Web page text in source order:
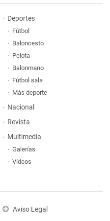
Deportes
Fútbol
Baloncesto
Pelota
Balonmano
Fútbol sala
Más deporte
Nacional
Revista
Multimedia
Galerías
Vídeos
Aviso Legal